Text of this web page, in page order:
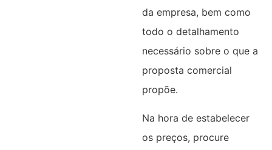
da empresa, bem como
todo o detalhamento
necessário sobre o que a
proposta comercial
propõe.
Na hora de estabelecer
os preços, procure